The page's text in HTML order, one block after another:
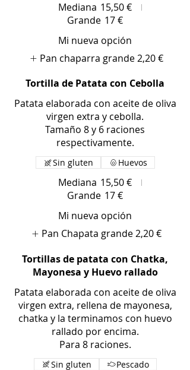
Mediana 15,50 €
Grande 17 €
Mi nueva opción
Pan chaparra grande2,20 €
Tortilla de Patata con Cebolla
Patata elaborada con aceite de oliva
virgen extra y cebolla.
Tamaño 8 y 6 raciones
respectivamente.
Mediana 15,50 €
Grande 17 €
Sin gluten Huevos
Mi nueva opción
Pan Chapata grande2,20 €
Tortillas de patata con Chatka,
Mayonesa y Huevo rallado
Patata elaborada con aceite de oliva
virgen extra, rellena de mayonesa,
chatka y la terminamos con huevo
rallado por encima.
Para 8 raciones.
Sin gluten
Pescado